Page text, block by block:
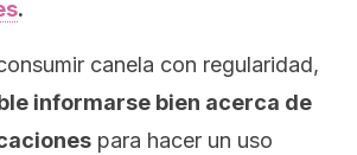
.
canela con regularidad,
informarse bien acerca de
para hacer un uso